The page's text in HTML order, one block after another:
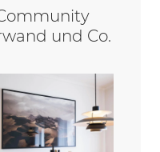
und Co.